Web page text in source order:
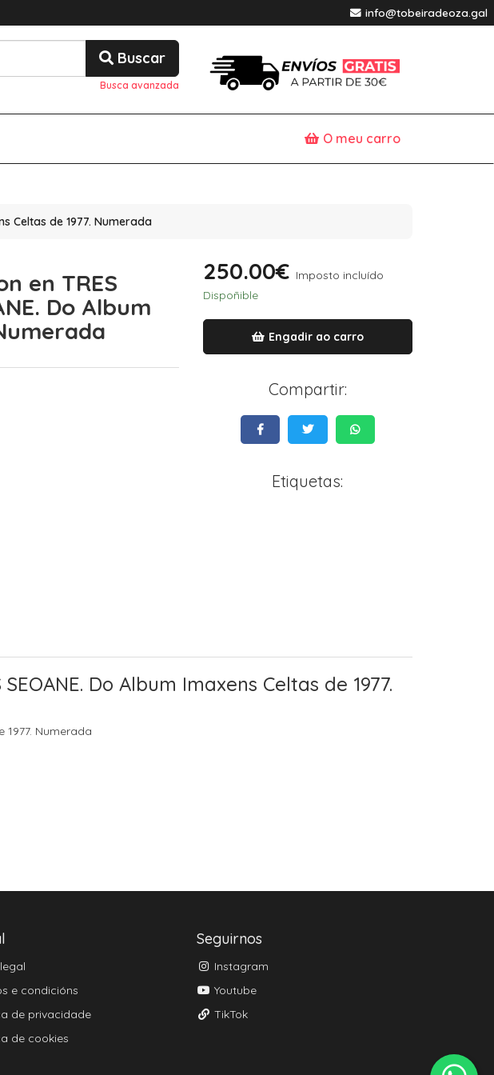
info@tobeiradeoza.gal
Buscar
Busca avanzada
O meu carro
Celtas de 1977. Numerada
en TRES
Do Album
250.00€ Imposto incluído
Dispoñible
Engadir ao carro
Compartir:
Etiquetas:
Do Album Imaxens Celtas de 1977.
1977. Numerada
e condicións
de privacidade
de cookies
Seguirnos
Instagram
Youtube
TikTok